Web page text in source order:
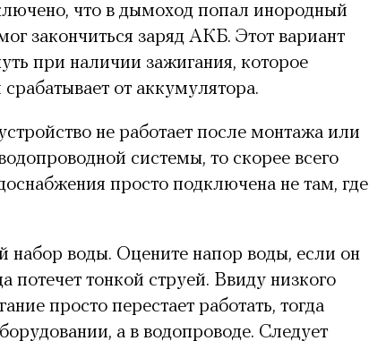
что в дымоход попал инородный
закончиться заряд АКБ. Этот вариант
при наличии зажигания, которое
от аккумулятора.
не работает после монтажа или
системы, то скорее всего
просто подключена не там, где
набор воды. Оцените напор воды, если он
потечет тонкой струей. Ввиду низкого
просто перестает работать, тогда
а в водопроводе. Следует